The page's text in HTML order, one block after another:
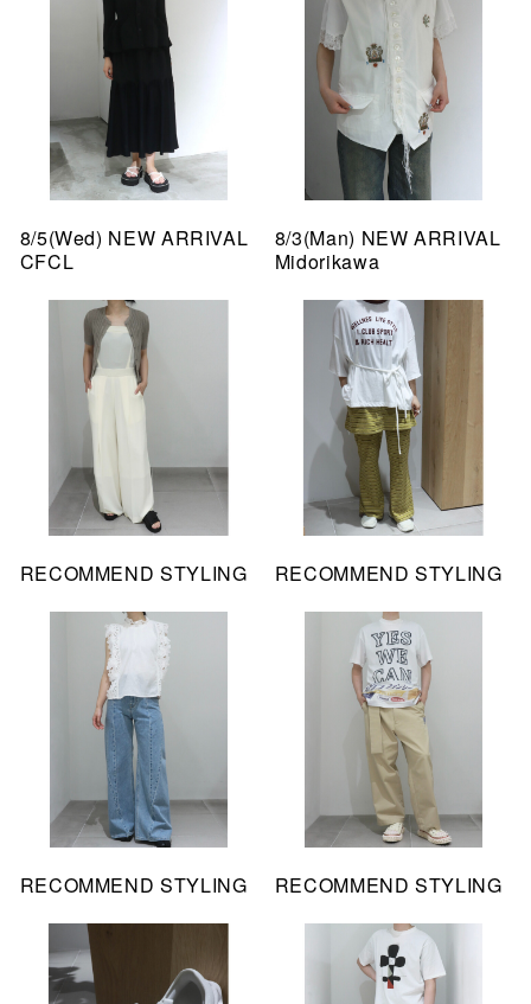
8/5(Wed) NEW ARRIVAL
CFCL
8/3(Man) NEW ARRIVAL
Midorikawa
RECOMMEND STYLING RECOMMEND STYLING
RECOMMEND STYLING RECOMMEND STYLING